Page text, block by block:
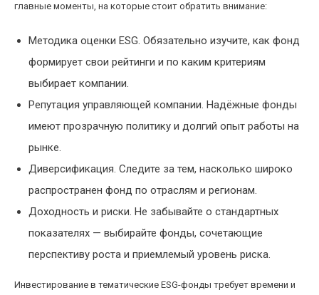
главные моменты, на которые стоит обратить внимание:
Методика оценки ESG. Обязательно изучите, как фонд
формирует свои рейтинги и по каким критериям
выбирает компании.
Репутация управляющей компании. Надёжные фонды
имеют прозрачную политику и долгий опыт работы на
рынке.
Диверсификация. Следите за тем, насколько широко
распространен фонд по отраслям и регионам.
Доходность и риски. Не забывайте о стандартных
показателях — выбирайте фонды, сочетающие
перспективу роста и приемлемый уровень риска.
Инвестирование в тематические ESG-фонды требует времени и